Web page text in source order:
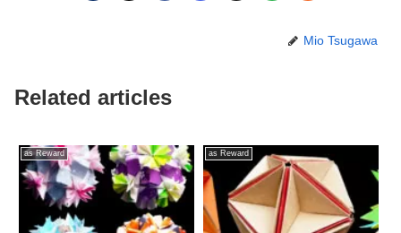
Mio Tsugawa
Related articles
as Reward as Reward